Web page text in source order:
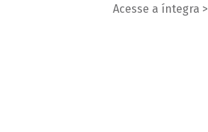
Acesse a íntegra